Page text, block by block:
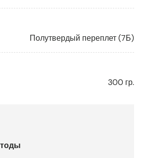
Полутвердый переплет (7Б)
300 гр.